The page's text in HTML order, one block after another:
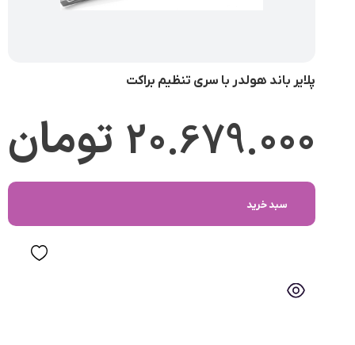
پلایر باند هولدر با سری تنظیم براکت
20.679.000 تومان
سبد خرید